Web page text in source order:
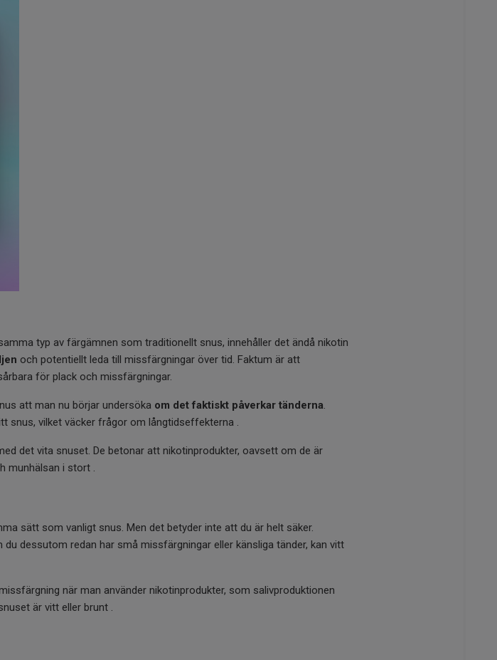
typ av färgämnen som traditionellt snus, innehåller det ändå nikotin
och potentiellt leda till missfärgningar över tid. Faktum är att
för plack och missfärgningar.
att man nu börjar undersöka om det faktiskt påverkar tänderna.
snus, vilket väcker frågor om långtidseffekterna .
det vita snuset. De betonar att nikotinprodukter, oavsett om de är
munhälsan i stort .
sätt som vanligt snus. Men det betyder inte att du är helt säker.
dessutom redan har små missfärgningar eller känsliga tänder, kan vitt
när man använder nikotinprodukter, som salivproduktionen
är vitt eller brunt .